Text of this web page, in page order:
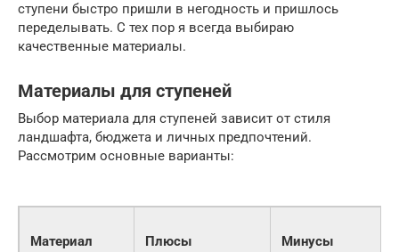
ступени быстро пришли в негодность и пришлось
переделывать. С тех пор я всегда выбираю
качественные материалы.
Материалы для ступеней
Выбор материала для ступеней зависит от стиля
ландшафта, бюджета и личных предпочтений.
Рассмотрим основные варианты:
Материал Плюсы Минусы